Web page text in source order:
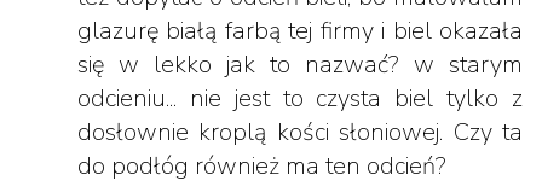
glazurę białą farbą tej firmy i biel okazała
się w lekko jak to nazwać? w starym
odcieniu... nie jest to czysta biel tylko z
dosłownie kroplą kości słoniowej. Czy ta
do podłóg również ma ten odcień?